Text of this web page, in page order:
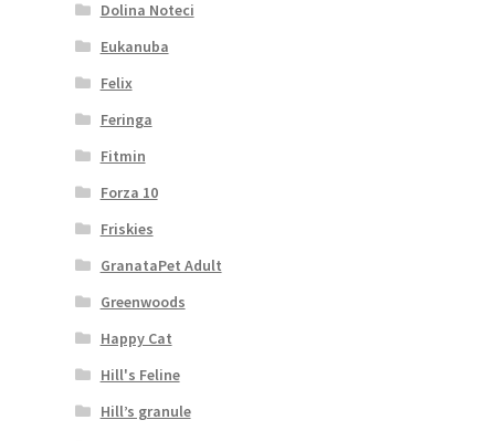
Dolina Noteci
Eukanuba
Felix
Feringa
Fitmin
Forza 10
Friskies
GranataPet Adult
Greenwoods
Happy Cat
Hill's Feline
Hill’s granule